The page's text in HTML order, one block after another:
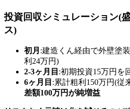
投資回収シミュレーション(
ス)
初月 :建造くん経由で外壁塗
利24万円)
2-3ヶ月目 :初期投資15万円を
6ヶ月目 :累計粗利150万円(従
差額100万円が純増益